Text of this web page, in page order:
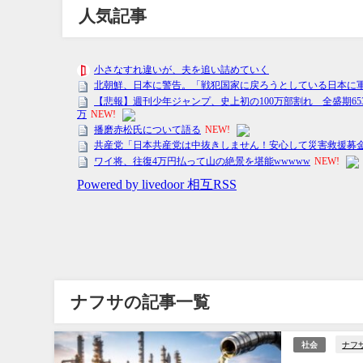
人気記事
ナフサの記事一覧
社会 ナフ